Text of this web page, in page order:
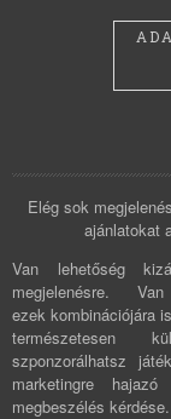
Elég sok
ajánlatokat
Van lehetőség
megjelenésre.
ezek kombinációjára
szponzorálhatsz
marketingre
megbeszélés kérdése.